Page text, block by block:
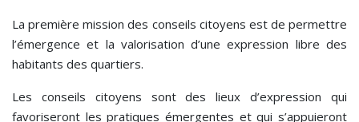
La première mission des conseils citoyens est de permettre
l’émergence et la valorisation d’une expression libre des
habitants des quartiers.
Les conseils citoyens sont des lieux d’expression qui
favoriseront les pratiques émergentes et qui s’appuieront